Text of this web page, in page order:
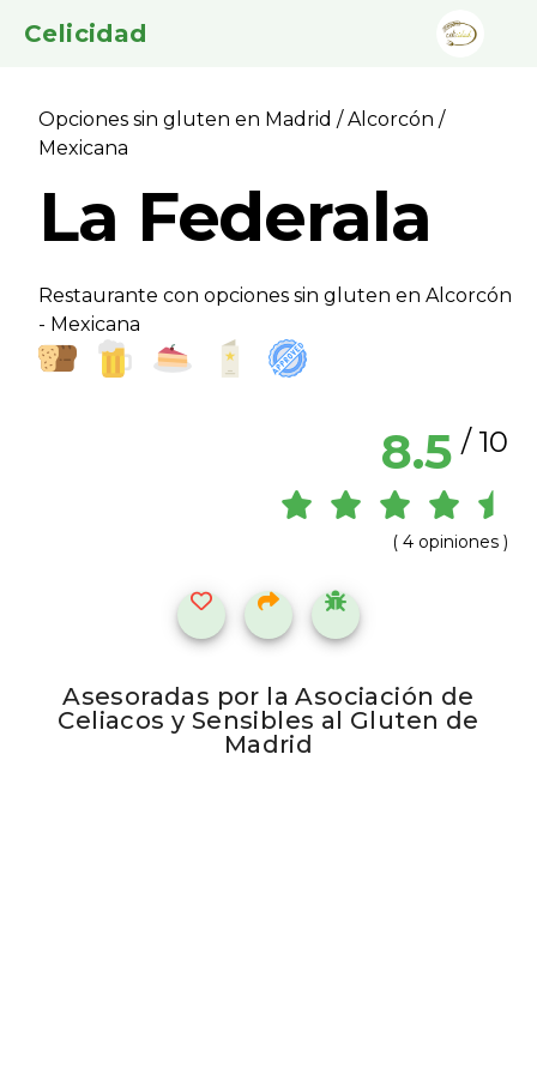
Celicidad
Opciones sin gluten en Madrid /Alcorcón /
Mexicana
La Federala
Restaurante con opciones sin gluten en Alcorcón
- Mexicana
8.5 / 10
( 4 opiniones )
Asesoradas por la Asociación de
Celiacos y Sensibles al Gluten de
Madrid